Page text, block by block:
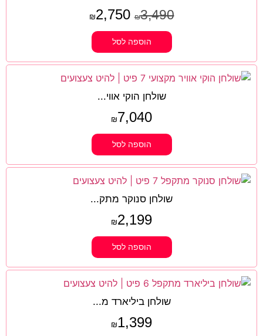
₪3,490
₪2,750
הוספה לסל
שולחן הוקי אווי...
₪7,040
הוספה לסל
שולחן סנוקר מתק...
₪2,199
הוספה לסל
שולחן ביליארד מ...
₪1,399